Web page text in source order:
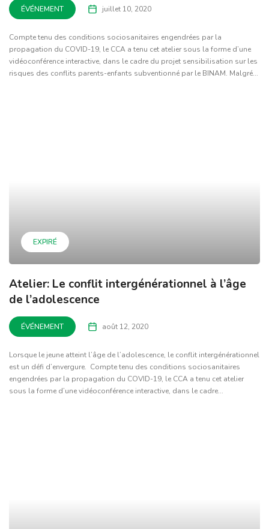
ÉVÉNEMENT juillet 10, 2020
Compte tenu des conditions sociosanitaires engendrées par la
propagation du COVID-19, le CCA a tenu cet atelier sous la forme d’une
vidéoconférence interactive, dans le cadre du projet sensibilisation sur les
risques des conflits parents-enfants subventionné par le BINAM. Malgré...
EXPIRÉ
Atelier: Le conflit intergénérationnel à l’âge
de l’adolescence
ÉVÉNEMENT août 12, 2020
Lorsque le jeune atteint l’âge de l’adolescence, le conflit intergénérationnel
est un défi d’envergure. Compte tenu des conditions sociosanitaires
engendrées par la propagation du COVID-19, le CCA a tenu cet atelier
sous la forme d’une vidéoconférence interactive, dans le cadre...